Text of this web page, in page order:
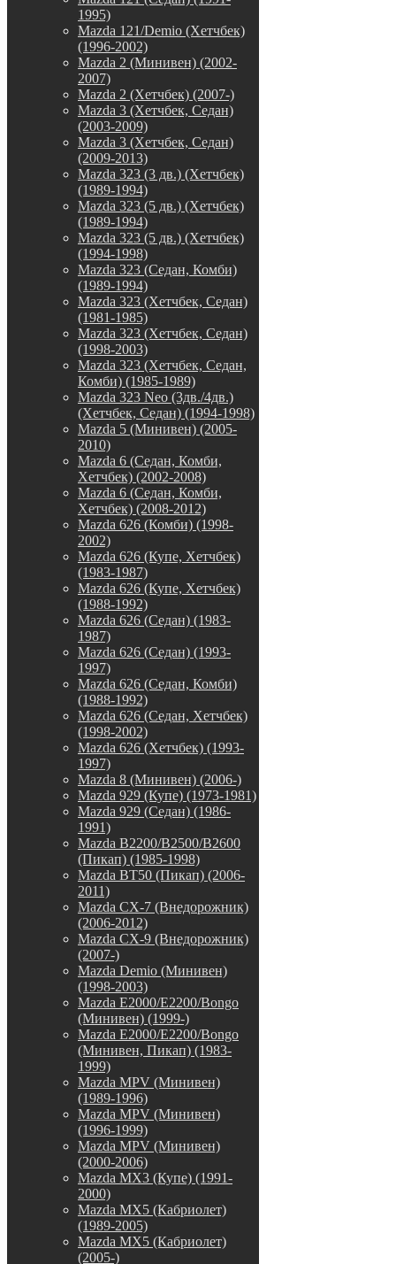
1995)
Mazda 121/Demio (Хетчбек)
(1996-2002)
Mazda 2 (Минивен) (2002-
2007)
Mazda 2 (Хетчбек) (2007-)
Mazda 3 (Хетчбек, Седан)
(2003-2009)
Mazda 3 (Хетчбек, Седан)
(2009-2013)
Mazda 323 (3 дв.) (Хетчбек)
(1989-1994)
Mazda 323 (5 дв.) (Хетчбек)
(1989-1994)
Mazda 323 (5 дв.) (Хетчбек)
(1994-1998)
Mazda 323 (Седан, Комби)
(1989-1994)
Mazda 323 (Хетчбек, Седан)
(1981-1985)
Mazda 323 (Хетчбек, Седан)
(1998-2003)
Mazda 323 (Хетчбек, Седан,
Комби) (1985-1989)
Mazda 323 Neo (3дв./4дв.)
(Хетчбек, Седан) (1994-1998)
Mazda 5 (Минивен) (2005-
2010)
Mazda 6 (Седан, Комби,
Хетчбек) (2002-2008)
Mazda 6 (Седан, Комби,
Хетчбек) (2008-2012)
Mazda 626 (Комби) (1998-
2002)
Mazda 626 (Купе, Хетчбек)
(1983-1987)
Mazda 626 (Купе, Хетчбек)
(1988-1992)
Mazda 626 (Седан) (1983-
1987)
Mazda 626 (Седан) (1993-
1997)
Mazda 626 (Седан, Комби)
(1988-1992)
Mazda 626 (Седан, Хетчбек)
(1998-2002)
Mazda 626 (Хетчбек) (1993-
1997)
Mazda 8 (Минивен) (2006-)
Mazda 929 (Купе) (1973-1981)
Mazda 929 (Седан) (1986-
1991)
Mazda B2200/B2500/B2600
(Пикап) (1985-1998)
Mazda BT50 (Пикап) (2006-
2011)
Mazda CX-7 (Внедорожник)
(2006-2012)
Mazda CX-9 (Внедорожник)
(2007-)
Mazda Demio (Минивен)
(1998-2003)
Mazda E2000/E2200/Bongo
(Минивен) (1999-)
Mazda E2000/E2200/Bongo
(Минивен, Пикап) (1983-
1999)
Mazda MPV (Минивен)
(1989-1996)
Mazda MPV (Минивен)
(1996-1999)
Mazda MPV (Минивен)
(2000-2006)
Mazda MX3 (Купе) (1991-
2000)
Mazda MX5 (Кабриолет)
(1989-2005)
Mazda MX5 (Кабриолет)
(2005-)